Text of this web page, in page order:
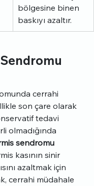
bölgesine binen
baskıyı azaltır.
cerrahi
son çare olarak
tedavi
olmadığında
sendromu
kasının sinir
azaltmak için
cerrahi müdahale